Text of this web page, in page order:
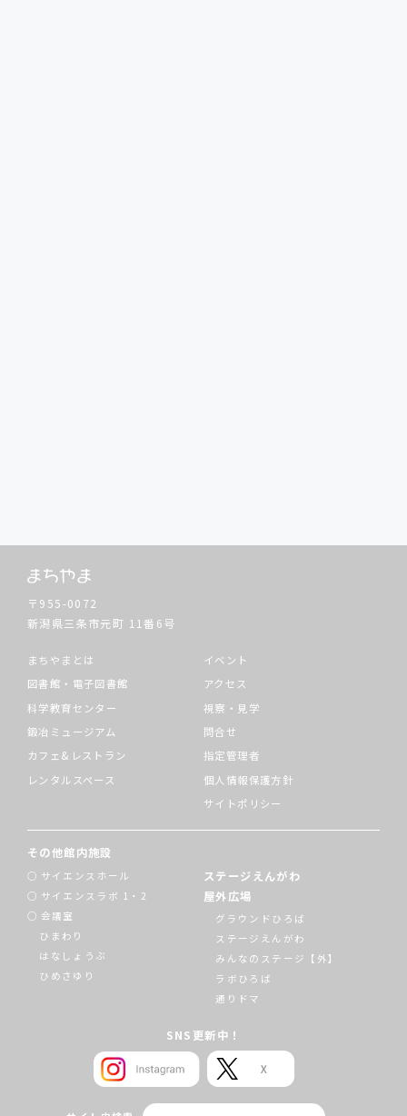
〒955-0072
新潟県三条市元町 11番6号
まちやまとは
図書館・電子図書館
科学教育センター
鍛冶ミュージアム
カフェ&レストラン
レンタルスペース
イベント
アクセス
視察・見学
問合せ
指定管理者
個人情報保護方針
サイトポリシー
その他館内施設
サイエンスホール
サイエンスラボ 1・2
会議室
ひまわり
はなしょうぶ
ひめさゆり
ステージえんがわ
屋外広場
グラウンドひろば
ステージえんがわ
みんなのステージ【外】
ラボひろば
通りドマ
SNS更新中！